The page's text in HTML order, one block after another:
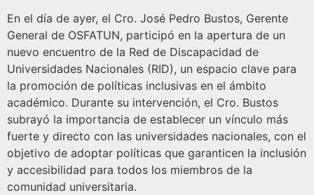
En el día de ayer, el Cro. José Pedro Bustos, Gerente
General de OSFATUN, participó en la apertura de un
nuevo encuentro de la Red de Discapacidad de
Universidades Nacionales (RID), un espacio clave para
la promoción de políticas inclusivas en el ámbito
académico. Durante su intervención, el Cro. Bustos
subrayó la importancia de establecer un vínculo más
fuerte y directo con las universidades nacionales, con el
objetivo de adoptar políticas que garanticen la inclusión
y accesibilidad para todos los miembros de la
comunidad universitaria.